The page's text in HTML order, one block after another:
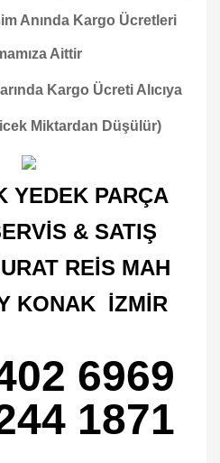
Anında Kargo Ücretleri
Aittir
Kargo Ücreti Alıcıya
Miktardan Düşülür)
YEDEK PARÇA
& SATIŞ
REİS MAH
KONAK İZMİR
6969
1871